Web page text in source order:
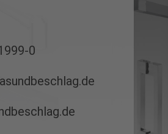
0